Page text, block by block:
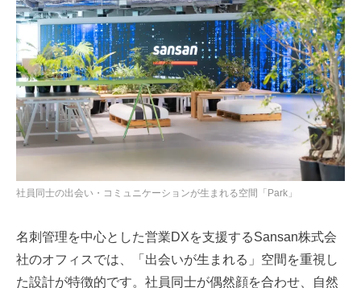
社員同士の出会い・コミュニケーションが生まれる空間「Park」
名刺管理を中心とした営業DXを支援するSansan株式会
社のオフィスでは、「出会いが生まれる」空間を重視し
た設計が特徴的です。社員同士が偶然顔を合わせ、自然